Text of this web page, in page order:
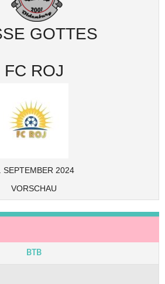
GOTTES
FC ROJ
SEPTEMBER 2024
VORSCHAU
BTB